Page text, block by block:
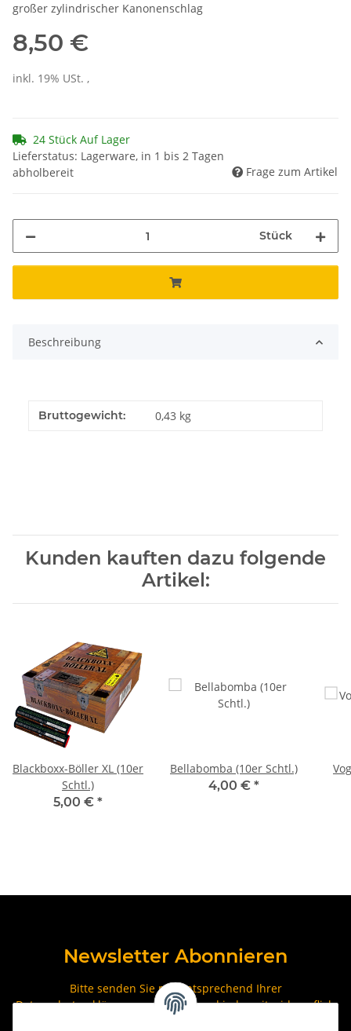
großer zylindrischer Kanonenschlag
8,50 €
inkl. 19% USt. ,
24 Stück Auf Lager
Lieferstatus: Lagerware, in 1 bis 2 Tagen
abholbereit
Frage zum Artikel
Stück
Beschreibung
Bruttogewicht: 0,43 kg
Kunden kauften dazu folgende
Artikel:
Blackboxx-Böller XL (10er
Schtl.)
5,00 € *
Bellabomba (10er Schtl.)
4,00 € *
Newsletter Abonnieren
Bitte senden Sie mir entsprechend Ihrer
Datenschutzerklärungregelmäßig und jederzeit widerruflich